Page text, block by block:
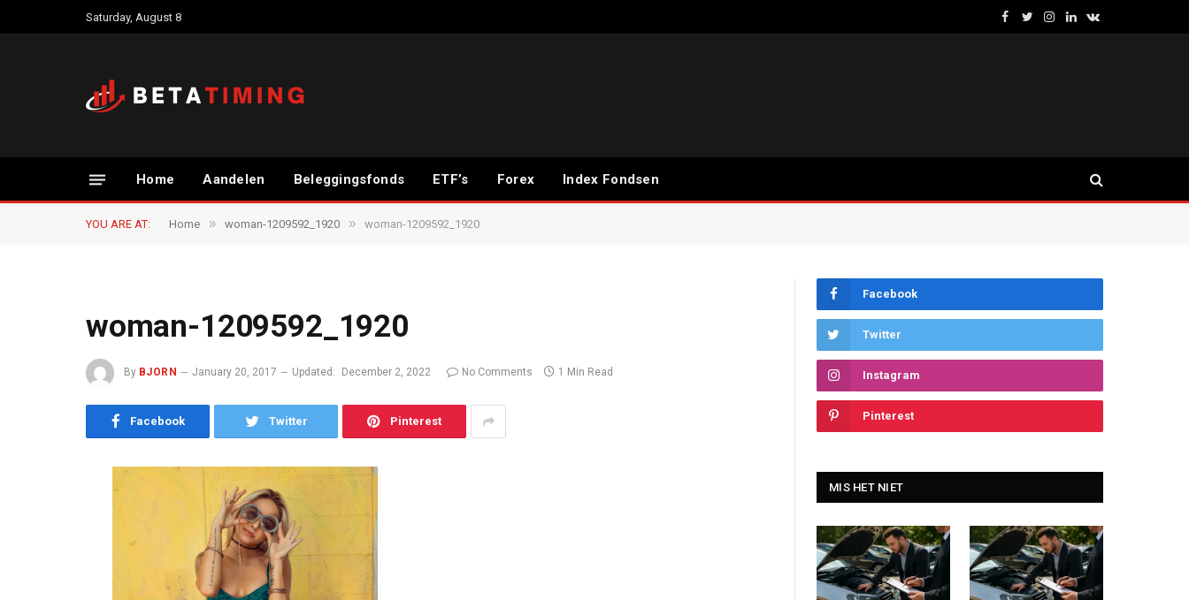
Saturday, August 8
Facebook
TwitterInstagram
LinkedInVKontakte
Home Aandelen Beleggingsfonds ETF’s Forex Index Fondsen
YOU ARE AT: Home » woman-1209592_1920 » woman-1209592_1920
woman-1209592_1920
By BJORN January 20, 2017 Updated: December 2, 2022 No Comments 1 Min Read
Facebook Twitter Pinterest
Facebook
Twitter
Instagram
Pinterest
MIS HET NIET